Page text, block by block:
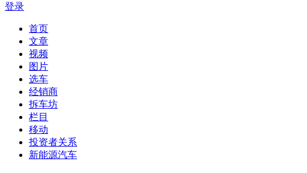
登录
首页
文章
视频
图片
选车
经销商
拆车坊
栏目
移动
投资者关系
新能源汽车